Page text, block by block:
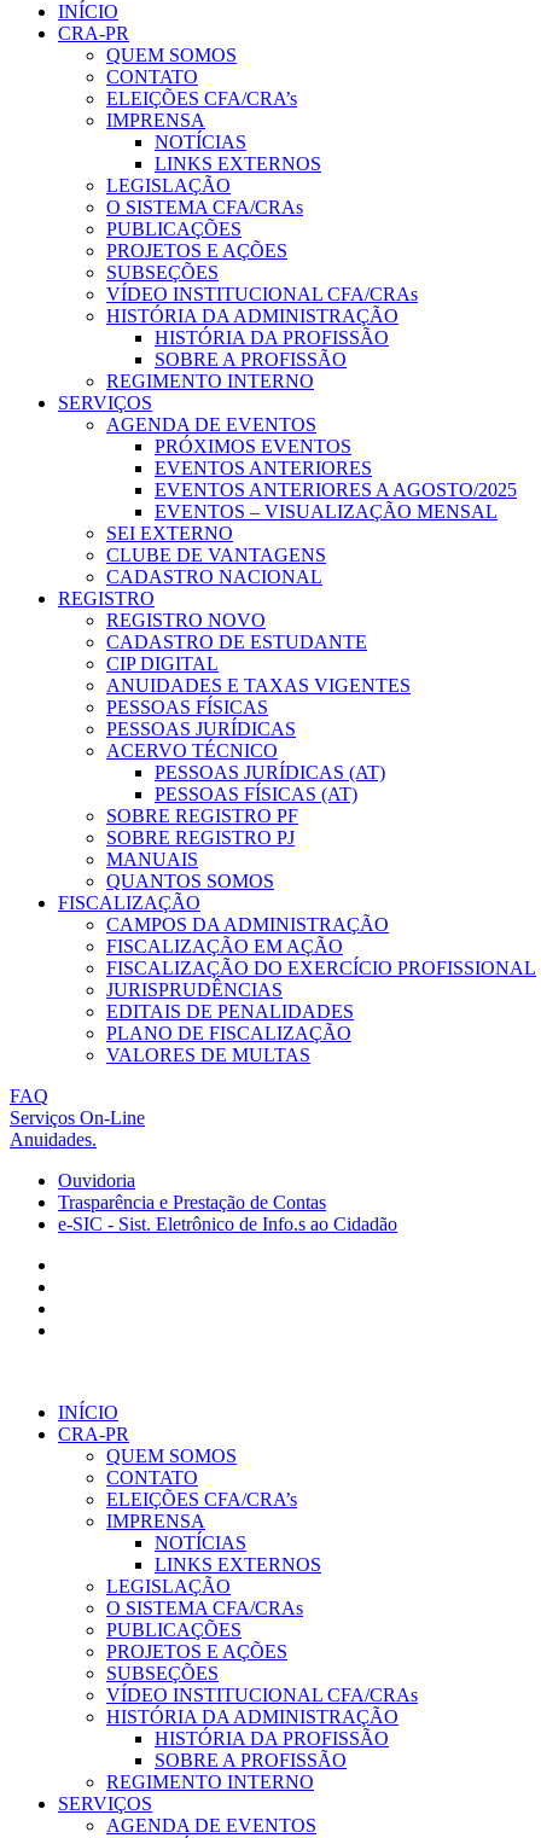
INÍCIO
CRA-PR
QUEM SOMOS
CONTATO
ELEIÇÕES CFA/CRA’s
IMPRENSA
NOTÍCIAS
LINKS EXTERNOS
LEGISLAÇÃO
O SISTEMA CFA/CRAs
PUBLICAÇÕES
PROJETOS E AÇÕES
SUBSEÇÕES
VÍDEO INSTITUCIONAL CFA/CRAs
HISTÓRIA DA ADMINISTRAÇÃO
HISTÓRIA DA PROFISSÃO
SOBRE A PROFISSÃO
REGIMENTO INTERNO
SERVIÇOS
AGENDA DE EVENTOS
PRÓXIMOS EVENTOS
EVENTOS ANTERIORES
EVENTOS ANTERIORES A AGOSTO/2025
EVENTOS – VISUALIZAÇÃO MENSAL
SEI EXTERNO
CLUBE DE VANTAGENS
CADASTRO NACIONAL
REGISTRO
REGISTRO NOVO
CADASTRO DE ESTUDANTE
CIP DIGITAL
ANUIDADES E TAXAS VIGENTES
PESSOAS FÍSICAS
PESSOAS JURÍDICAS
ACERVO TÉCNICO
PESSOAS JURÍDICAS (AT)
PESSOAS FÍSICAS (AT)
SOBRE REGISTRO PF
SOBRE REGISTRO PJ
MANUAIS
QUANTOS SOMOS
FISCALIZAÇÃO
CAMPOS DA ADMINISTRAÇÃO
FISCALIZAÇÃO EM AÇÃO
FISCALIZAÇÃO DO EXERCÍCIO PROFISSIONAL
JURISPRUDÊNCIAS
EDITAIS DE PENALIDADES
PLANO DE FISCALIZAÇÃO
VALORES DE MULTAS
FAQ
Serviços On-Line
Anuidades.
Ouvidoria
Trasparência e Prestação de Contas
e-SIC - Sist. Eletrônico de Info.s ao Cidadão
INÍCIO
CRA-PR
QUEM SOMOS
CONTATO
ELEIÇÕES CFA/CRA’s
IMPRENSA
NOTÍCIAS
LINKS EXTERNOS
LEGISLAÇÃO
O SISTEMA CFA/CRAs
PUBLICAÇÕES
PROJETOS E AÇÕES
SUBSEÇÕES
VÍDEO INSTITUCIONAL CFA/CRAs
HISTÓRIA DA ADMINISTRAÇÃO
HISTÓRIA DA PROFISSÃO
SOBRE A PROFISSÃO
REGIMENTO INTERNO
SERVIÇOS
AGENDA DE EVENTOS